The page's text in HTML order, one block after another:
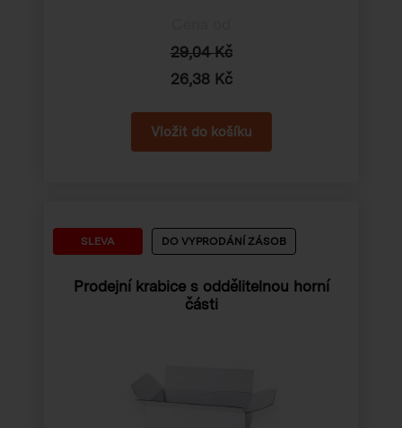
29,04 Kč
26,38 Kč
SLEVA DO VYPRODÁNÍ ZÁSOB
Prodejní krabice s oddělitelnou horní
části